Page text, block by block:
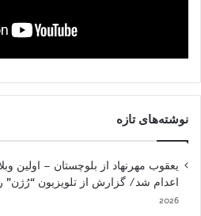
نوشته‌های تازه
یعقوب مهرنهاد از بلوچستان – اولین
اعدام شد/ گزارش از تلویزیون “رُژن”
2026